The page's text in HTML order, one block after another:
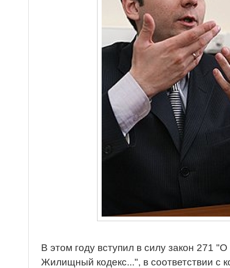
В этом году вступил в силу закон 271
Жилищный кодекс...", в соответствии с